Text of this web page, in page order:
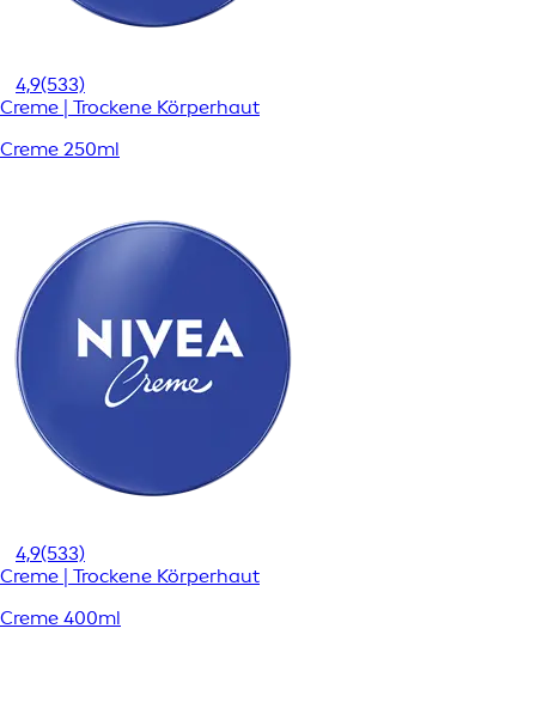
4,9(533)
Creme | Trockene Körperhaut
Creme 250ml
4,9(533)
Creme | Trockene Körperhaut
Creme 400ml